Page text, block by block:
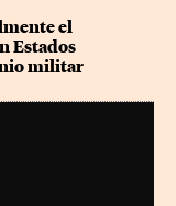
el
Estados
militar